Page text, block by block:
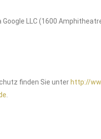
LLC (1600
finden Sie unter http://